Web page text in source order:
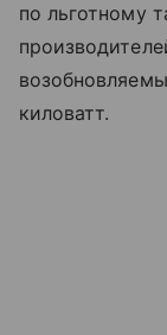
по льготному
киловатт.